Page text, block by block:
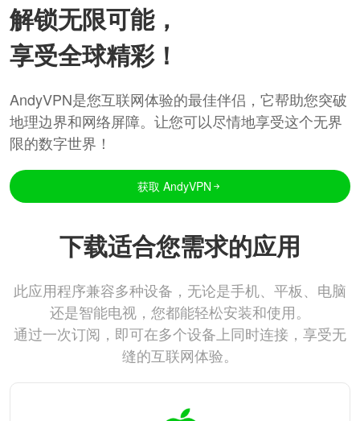
解锁无限可能，
享受全球精彩！
AndyVPN是您互联网体验的最佳伴侣，它帮助您突破
地理边界和网络屏障。让您可以尽情地享受这个无界
限的数字世界！
获取 AndyVPN
下载适合您需求的应用
此应用程序兼容多种设备，无论是手机、平板、电脑
还是智能电视，您都能轻松安装和使用。
通过一次订阅，即可在多个设备上同时连接，享受无
缝的互联网体验。